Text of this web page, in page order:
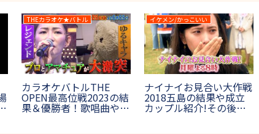
THEカラオケ★バトル
カラオケバトルTHE
OPEN最高位戦2023の結
果＆優勝者！歌唱曲や出
イケメン/かっこいい
ナイナイお見合い大作戦
2018五島の結果や成立
カップル紹介!その後結